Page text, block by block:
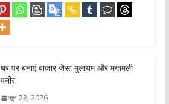
घर पर बनाएं बाजार जैसा मुलायम और मखमली
पनीर
जून 28, 2026